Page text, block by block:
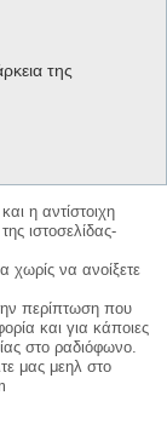
της
η αντίστοιχη
ιστοσελίδας-
χωρίς να ανοίξετε
περίπτωση που
και για κάποιες
στο ραδιόφωνο.
μας μεηλ στο